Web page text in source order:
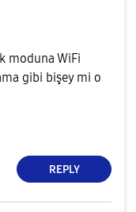
moduna WiFi
gibi bişey mi o
REPLY